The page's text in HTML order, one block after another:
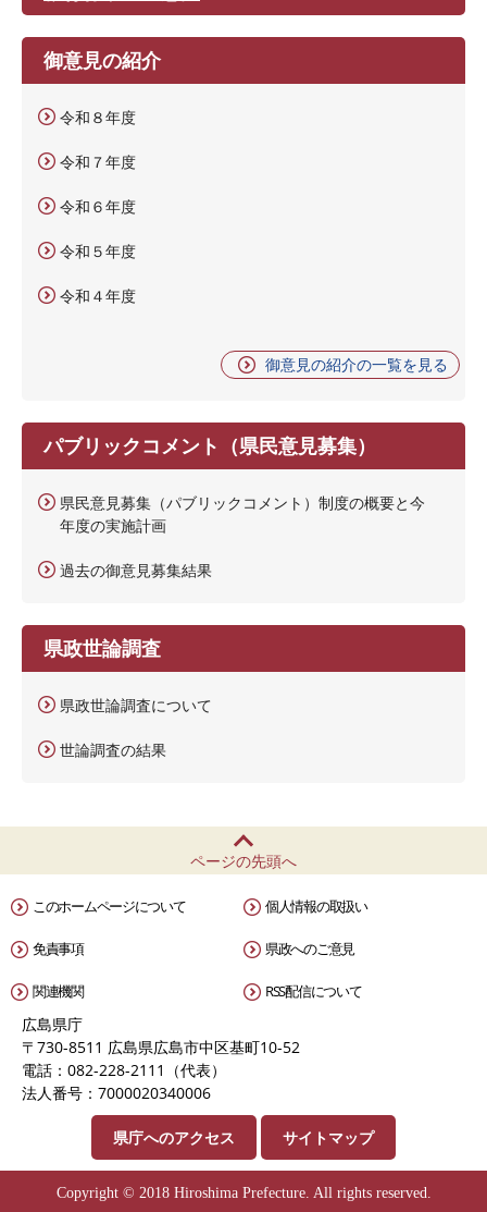
御意見の紹介
令和８年度
令和７年度
令和６年度
令和５年度
令和４年度
御意見の紹介の一覧を見る
パブリックコメント（県民意見募集）
県民意見募集（パブリックコメント）制度の概要と今
年度の実施計画
過去の御意見募集結果
県政世論調査
県政世論調査について
世論調査の結果
ページの先頭へ
このホームページについて 個人情報の取扱い
免責事項 県政へのご意見
関連機関 RSS配信について
広島県庁
〒730-8511 広島県広島市中区基町10-52
電話：082-228-2111（代表）
法人番号：7000020340006
県庁へのアクセス サイトマップ
Copyright © 2018 Hiroshima Prefecture. All rights reserved.